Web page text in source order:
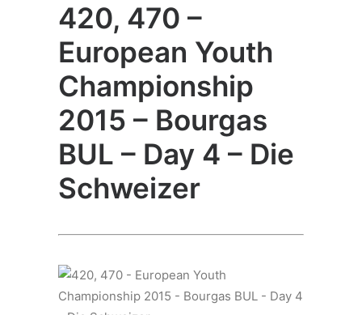
420, 470 –
European Youth
Championship
2015 – Bourgas
BUL – Day 4 – Die
Schweizer